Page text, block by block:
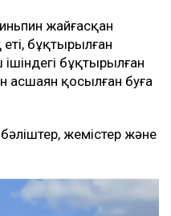
жайғасқан
бұқтырылған
ішіндегі бұқтырылған
асшаян қосылған буға
жемістер және